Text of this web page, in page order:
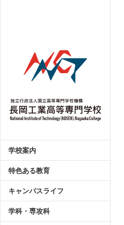
学校案内
特色ある教育
キャンパスライフ
学科・専攻科